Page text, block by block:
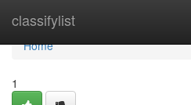
classifylist
Home
Home
1